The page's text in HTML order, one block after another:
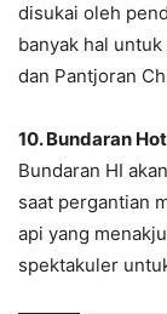
disukai oleh
banyak hal
dan Pantjoran
10. Bundaran
Bundaran HI
saat pergantian
api yang
spektakuler